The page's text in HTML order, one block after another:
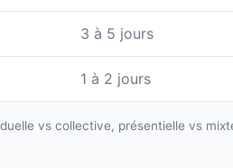
3 à 5 jours
1 à 2 jours
vs collective, présentielle vs